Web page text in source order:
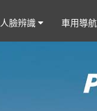
人臉辨識 車用導航